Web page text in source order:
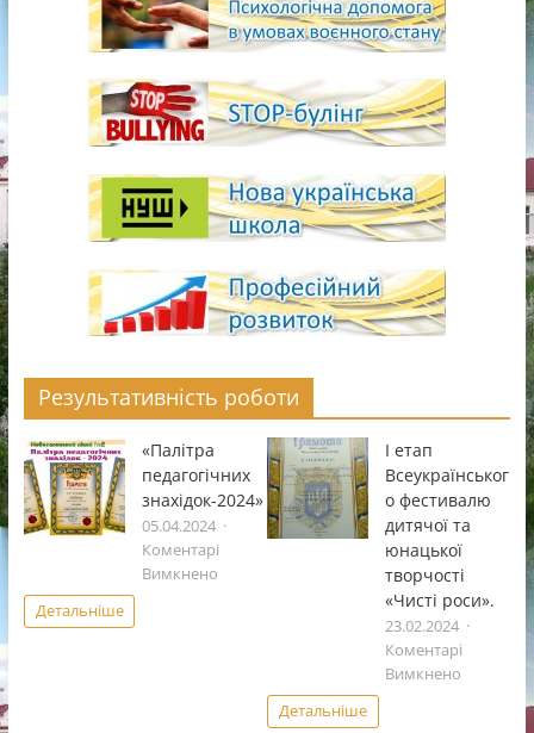
Результативність роботи
«Палітра
педагогічних
знахідок-2024»
05.04.2024
Коментарі
Вимкненодо
Детальніше
І етап
Всеукраïнськог
о фестивалю
дитячоï та
юнацькоï
творчостi
«Чистi роси».
23.02.2024
Коментарі
Вимкненодо
Детальніше